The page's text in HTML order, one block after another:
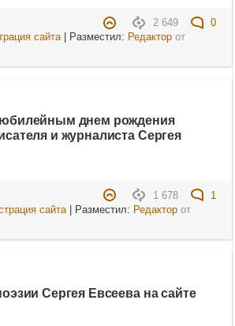
2 649
0
сайта| Разместил: Редакторот
днем рождения
и журналиста Сергея
1 678
1
сайта| Разместил: Редакторот
Сергея Евсеева на сайте